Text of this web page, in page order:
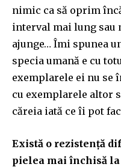
nimic ca să oprim
interval mai lung sau
ajunge… Îmi spunea
specia umană e cu
exemplarele ei nu se
cu exemplarele altor
căreia iată ce îi pot
Există o rezistență
pielea mai închisă la